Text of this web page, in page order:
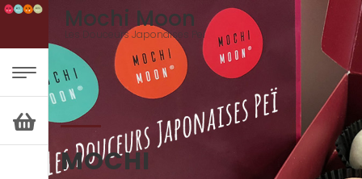
Mochi Moon
Les Douceurs Japonaises Peï
MOCHI